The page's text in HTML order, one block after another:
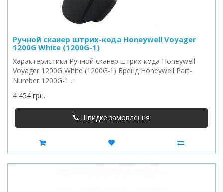
Ручной сканер штрих-кода Honeywell Voyager
1200G White (1200G-1)
Характеристики Ручной сканер штрих-кода Honeywell
Voyager 1200G White (1200G-1) Бренд Honeywell Part-
Number 1200G-1 ..
4 454 грн.
Швидке замовлення